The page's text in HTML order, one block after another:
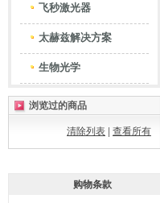
飞秒激光器
太赫兹解决方案
生物光学
浏览过的商品
清除列表 查看所有
购物条款